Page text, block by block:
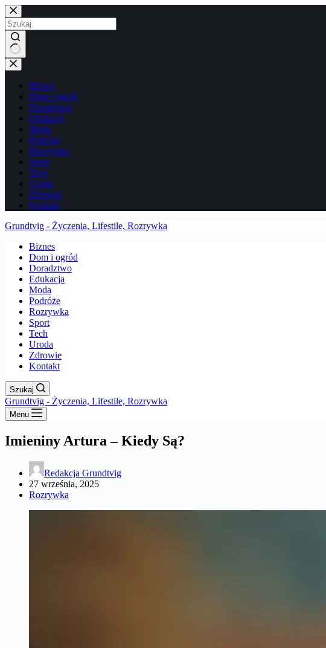
Przejdź
do
treści
Brak
wyników
Biznes
Dom i ogród
Doradztwo
Edukacja
Moda
Podróże
Rozrywka
Sport
Tech
Uroda
Zdrowie
Kontakt
Grundtvig - Życzenia, Lifestile, Rozrywka
Biznes
Dom i ogród
Doradztwo
Edukacja
Moda
Podróże
Rozrywka
Sport
Tech
Uroda
Zdrowie
Kontakt
Szukaj
Grundtvig - Życzenia, Lifestile, Rozrywka
Menu
Imieniny Artura – Kiedy Są?
Redakcja Grundtvig
27 września, 2025
Rozrywka